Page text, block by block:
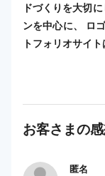
ドづくりを大切
ンを中心に、 ロ
トフォリオサイ
お客さまの
匿名